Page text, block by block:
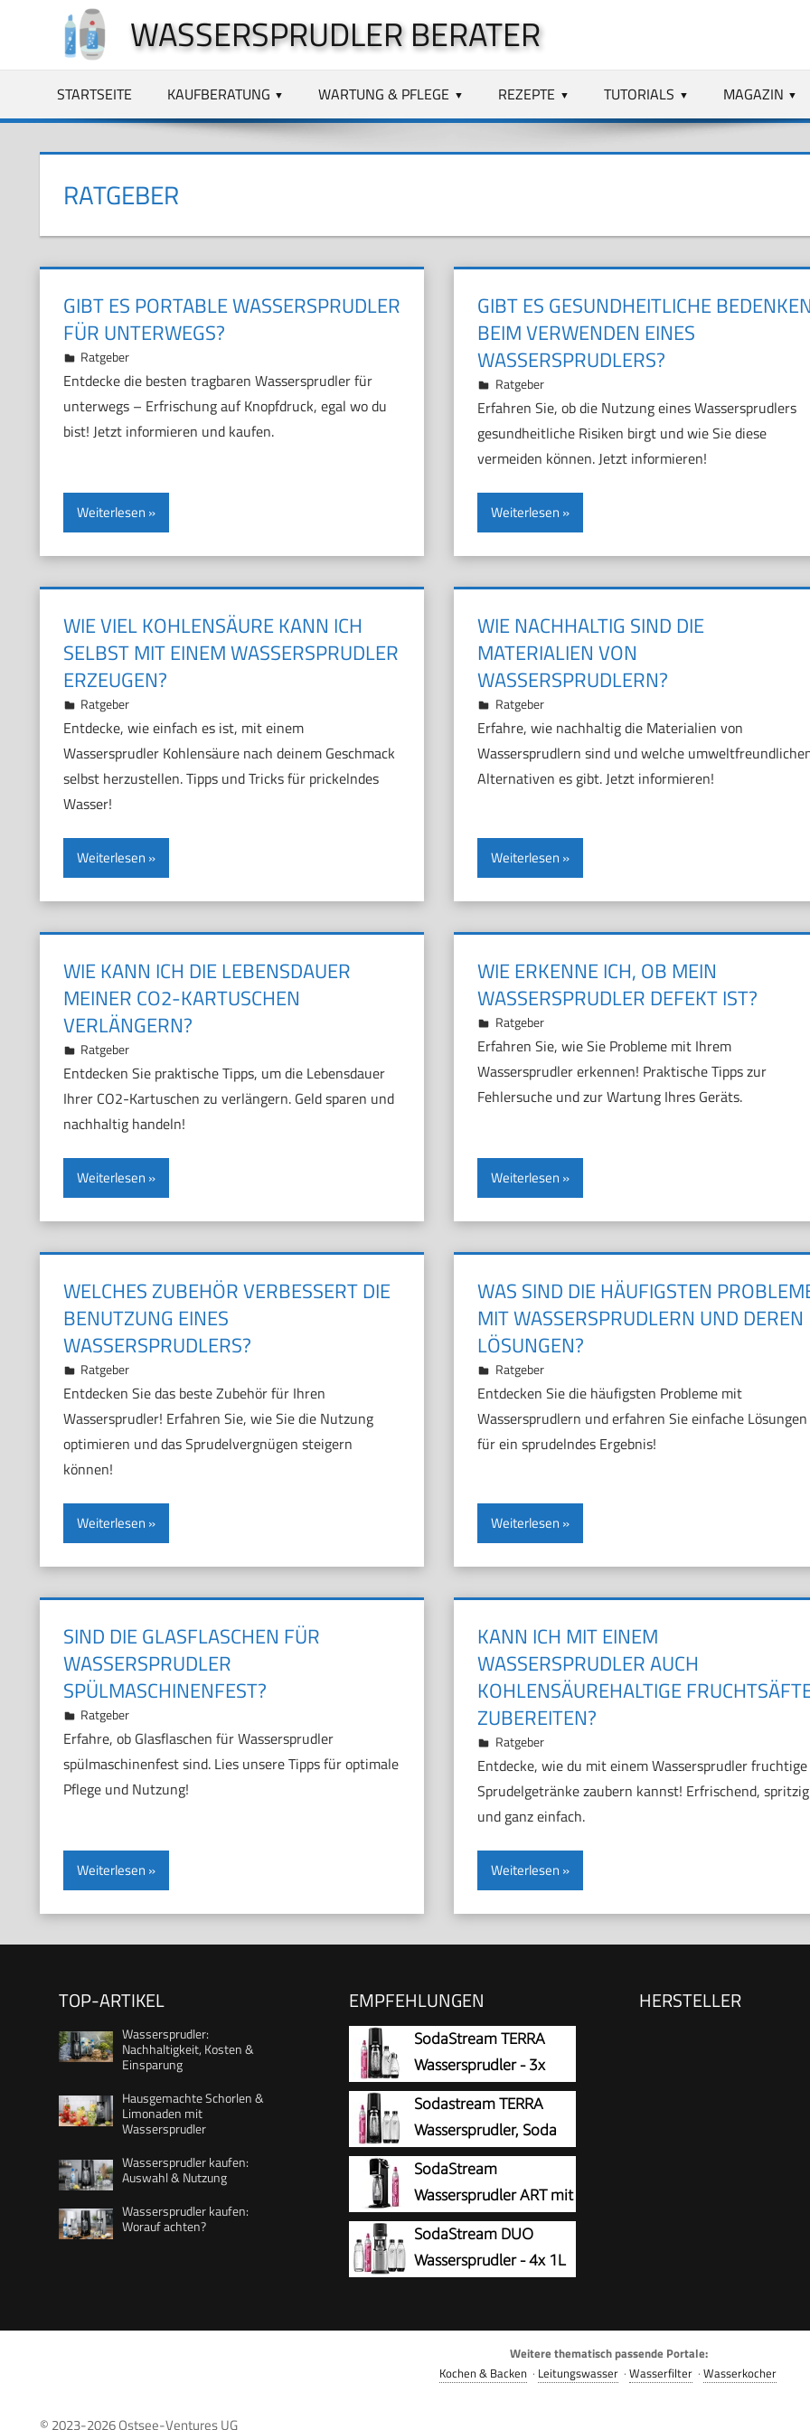
springen
WASSERSPRUDLER BERATER
STARTSEITE KAUFBERATUNG WARTUNG & PFLEGE REZEPTE TUTORIALS MAGAZIN
RATGEBER
GIBT ES PORTABLE WASSERSPRUDLER
FÜR UNTERWEGS?
29. November 2024
Marco
Ratgeber
Entdecke die besten tragbaren Wassersprudler für
unterwegs – Erfrischung auf Knopfdruck, egal wo du
bist! Jetzt informieren und kaufen.
Weiterlesen
GIBT ES GESUNDHEITLICHE
BEIM VERWENDEN EINES
WASSERSPRUDLERS?
26. November 2024
Marco
Ratgeber
Erfahren Sie, ob die Nutzung eines Wassersprudlers
gesundheitliche Risiken birgt und wie Sie diese
vermeiden können. Jetzt informieren!
Weiterlesen
WIE VIEL KOHLENSÄURE KANN ICH
SELBST MIT EINEM WASSERSPRUDLER
ERZEUGEN?
23. November 2024
Marco
Ratgeber
Entdecke, wie einfach es ist, mit einem
Wassersprudler Kohlensäure nach deinem Geschmack
selbst herzustellen. Tipps und Tricks für prickelndes
Wasser!
Weiterlesen
WIE NACHHALTIG SIND DIE
MATERIALIEN VON
WASSERSPRUDLERN?
20. November 2024
Marco
Ratgeber
Erfahre, wie nachhaltig die Materialien von
Wassersprudlern sind und welche
Alternativen es gibt. Jetzt informieren!
Weiterlesen
WIE KANN ICH DIE LEBENSDAUER
MEINER CO2-KARTUSCHEN
VERLÄNGERN?
17. November 2024
Marco
Ratgeber
Entdecken Sie praktische Tipps, um die Lebensdauer
Ihrer CO2-Kartuschen zu verlängern. Geld sparen und
nachhaltig handeln!
Weiterlesen
WIE ERKENNE ICH, OB MEIN
WASSERSPRUDLER DEFEKT IST?
14. November 2024
Marco
Ratgeber
Erfahren Sie, wie Sie Probleme mit Ihrem
Wassersprudler erkennen! Praktische Tipps zur
Fehlersuche und zur Wartung Ihres Geräts.
Weiterlesen
WELCHES ZUBEHÖR VERBESSERT DIE
BENUTZUNG EINES
WASSERSPRUDLERS?
11. November 2024
Marco
Ratgeber
Entdecken Sie das beste Zubehör für Ihren
Wassersprudler! Erfahren Sie, wie Sie die Nutzung
optimieren und das Sprudelvergnügen steigern
können!
Weiterlesen
WAS SIND DIE HÄUFIGSTEN
MIT WASSERSPRUDLERN UND DEREN
LÖSUNGEN?
8. November 2024
Marco
Ratgeber
Entdecken Sie die häufigsten Probleme mit
Wassersprudlern und erfahren Sie einfache Lösungen
für ein sprudelndes Ergebnis!
Weiterlesen
SIND DIE GLASFLASCHEN FÜR
WASSERSPRUDLER
SPÜLMASCHINENFEST?
5. November 2024
Marco
Ratgeber
Erfahre, ob Glasflaschen für Wassersprudler
spülmaschinenfest sind. Lies unsere Tipps für optimale
Pflege und Nutzung!
Weiterlesen
KANN ICH MIT EINEM
WASSERSPRUDLER AUCH
KOHLENSÄUREHALTIGE
ZUBEREITEN?
3. November 2024
Marco
Ratgeber
Entdecke, wie du mit einem Wassersprudler fruchtige
Sprudelgetränke zaubern kannst! Erfrischend, spritzig
und ganz einfach.
Weiterlesen
TOP-ARTIKEL
Wassersprudler:
Nachhaltigkeit, Kosten &
Einsparung
Hausgemachte Schorlen &
Limonaden mit
Wassersprudler
Wassersprudler kaufen:
Auswahl & Nutzung
Wassersprudler kaufen:
Worauf achten?
EMPFEHLUNGEN
SodaStream TERRA
Wassersprudler - 3x
Sprudlerflaschen &
CO2-Zylinder
Sodastream TERRA
Wassersprudler, Soda
Stream Maschine mit 1
Quick Connect 60L CO2-Zylinder,
2x 1L und 3x 1L
spülmaschinengeeignete
Kunststoff-Sprudlerflaschen,
SodaStream
Wassersprudler ART mit
CO2-Zylinder und 1x 1L
spülmaschinenfeste Kunststoff-
Flasche, Höhe 44cm, Schwarz, 44
SodaStream DUO
Wassersprudler - 4x 1L
HERSTELLER
Weitere thematisch passende Portale:
Kochen & Backen· Leitungswasser· Wasserfilter· Wasserkocher
© 2023-2026Ostsee-Ventures UG